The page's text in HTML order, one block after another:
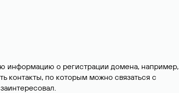
информацию о регистрации домена, например,
контакты, по которым можно связаться с